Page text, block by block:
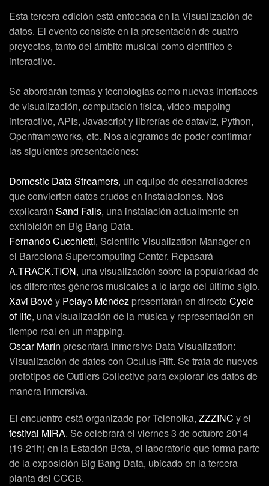
Esta tercera edición está enfocada en la Visualización de
datos. El evento consiste en la presentación de cuatro
proyectos, tanto del ámbito musical como científico e
interactivo.
Se abordarán temas y tecnologías como nuevas interfaces
de visualización, computación física, video-mapping
interactivo, APIs, Javascript y librerías de dataviz, Python,
Openframeworks, etc. Nos alegramos de poder confirmar
las siguientes presentaciones:
Domestic Data Streamers, un equipo de desarrolladores
que convierten datos crudos en instalaciones. Nos
explicarán Sand Falls, una instalación actualmente en
exhibición en Big Bang Data.
Fernando Cucchietti, Scientific Visualization Manager en
el Barcelona Supercomputing Center. Repasará
A.TRACK.TION, una visualización sobre la popularidad de
los diferentes géneros musicales a lo largo del último siglo.
Xavi Bovéy Pelayo Méndez presentarán en directo Cycle
of life, una visualización de la música y representación en
tiempo real en un mapping.
Oscar Marín presentará Inmersive Data Visualization:
Visualización de datos con Oculus Rift. Se trata de nuevos
prototipos de Outliers Collective para explorar los datos de
manera inmersiva.
El encuentro está organizado por Telenoika, ZZZINC y el
festival MIRA. Se celebrará el viernes 3 de octubre 2014
(19-21h) en la Estación Beta, el laboratorio que forma parte
de la exposición Big Bang Data, ubicado en la tercera
planta del CCCB.